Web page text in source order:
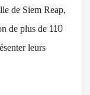
de Siem Reap,
de plus de 110
leurs